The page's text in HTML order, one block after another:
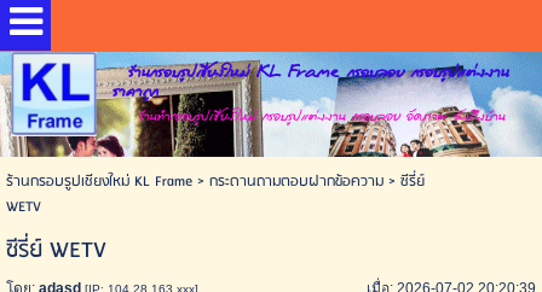
ร้านกรอบรูปเชียงใหม่ KL Frame กรอบลอย กรอบรูปแต่งงาน
ราคาถูก
ร้านทำกรอบรูปเชียงใหม่ กรอบรูปแต่งงาน กรอบลอย อัดภาพ ส่งถึงบ้าน
ร้านกรอบรูปเชียงใหม่ KL Frame> กระดานถามตอบฝากข้อความ> ซีรี่ย์
WETV
ซีรี่ย์ WETV
[IP: 104.28.163.xxx]